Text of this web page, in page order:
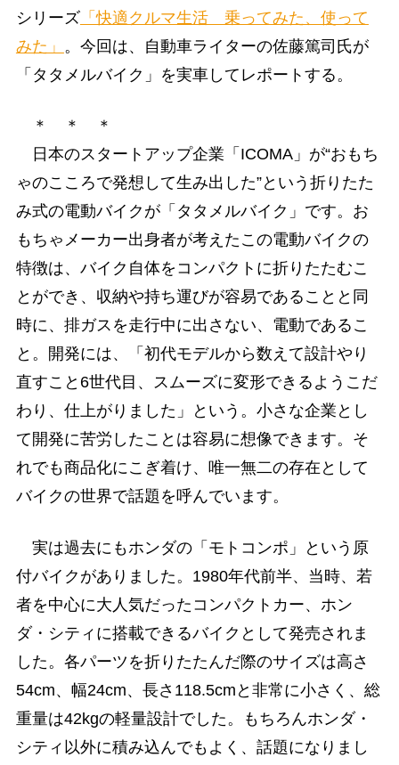
シリーズ「快適クルマ生活 乗ってみた、使って
みた」 。今回は、自動車ライターの佐藤篤司氏が
「タタメルバイク」を実車してレポートする。
＊ ＊ ＊
日本のスタートアップ企業「ICOMA」が“おもち
ゃのこころで発想して生み出した”という折りたた
み式の電動バイクが「タタメルバイク」です。お
もちゃメーカー出身者が考えたこの電動バイクの
特徴は、バイク自体をコンパクトに折りたたむこ
とができ、収納や持ち運びが容易であることと同
時に、排ガスを走行中に出さない、電動であるこ
と。開発には、「初代モデルから数えて設計やり
直すこと6世代目、スムーズに変形できるようこだ
わり、仕上がりました」という。小さな企業とし
て開発に苦労したことは容易に想像できます。そ
れでも商品化にこぎ着け、唯一無二の存在として
バイクの世界で話題を呼んでいます。
実は過去にもホンダの「モトコンポ」という原
付バイクがありました。1980年代前半、当時、若
者を中心に大人気だったコンパクトカー、ホン
ダ・シティに搭載できるバイクとして発売されま
した。各パーツを折りたたんだ際のサイズは高さ
54cm、幅24cm、長さ118.5cmと非常に小さく、総
重量は42kgの軽量設計でした。もちろんホンダ・
シティ以外に積み込んでもよく、話題になりまし